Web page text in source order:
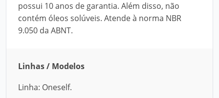
possui 10 anos de garantia. Além disso, não
contém óleos solúveis. Atende à norma NBR
9.050 da ABNT.
Linhas / Modelos
Linha: Oneself.